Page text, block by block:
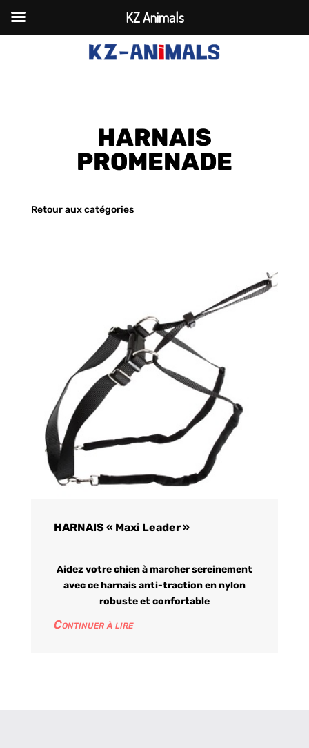
HARNAIS
PROMENADE
Retour aux catégories
HARNAIS « Maxi Leader »
Aidez votre chien à marcher sereinement
avec ce harnais anti-traction en nylon
robuste et confortable
Continuer à lire
KZ Animals